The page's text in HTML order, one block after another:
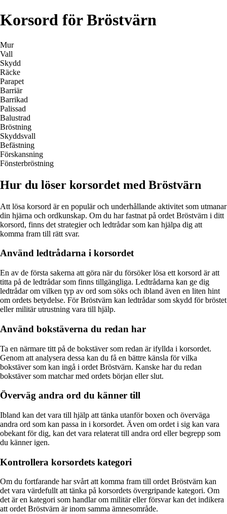
Korsord för Bröstvärn
Mur
Vall
Skydd
Räcke
Parapet
Barriär
Barrikad
Palissad
Balustrad
Bröstning
Skyddsvall
Befästning
Förskansning
Fönsterbröstning
Hur du löser korsordet med Bröstvärn
Att lösa korsord är en populär och underhållande aktivitet som utmanar
din hjärna och ordkunskap. Om du har fastnat på ordet Bröstvärn i ditt
korsord, finns det strategier och ledtrådar som kan hjälpa dig att
komma fram till rätt svar.
Använd ledtrådarna i korsordet
En av de första sakerna att göra när du försöker lösa ett korsord är att
titta på de ledtrådar som finns tillgängliga. Ledtrådarna kan ge dig
ledtrådar om vilken typ av ord som söks och ibland även en liten hint
om ordets betydelse. För Bröstvärn kan ledtrådar som skydd för bröstet
eller militär utrustning vara till hjälp.
Använd bokstäverna du redan har
Ta en närmare titt på de bokstäver som redan är ifyllda i korsordet.
Genom att analysera dessa kan du få en bättre känsla för vilka
bokstäver som kan ingå i ordet Bröstvärn. Kanske har du redan
bokstäver som matchar med ordets början eller slut.
Överväg andra ord du känner till
Ibland kan det vara till hjälp att tänka utanför boxen och överväga
andra ord som kan passa in i korsordet. Även om ordet i sig kan vara
obekant för dig, kan det vara relaterat till andra ord eller begrepp som
du känner igen.
Kontrollera korsordets kategori
Om du fortfarande har svårt att komma fram till ordet Bröstvärn kan
det vara värdefullt att tänka på korsordets övergripande kategori. Om
det är en kategori som handlar om militär eller försvar kan det indikera
att ordet Bröstvärn är inom samma ämnesområde.